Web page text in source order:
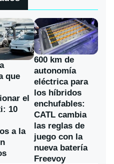
que
el
10
a la
600 km de
autonomía
eléctrica para
los híbridos
enchufables:
CATL cambia
las reglas de
juego con la
nueva batería
Freevoy